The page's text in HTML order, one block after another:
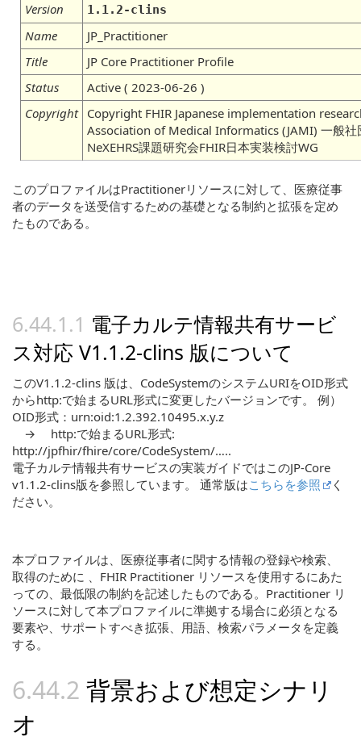
Version 1.1.2-clins
Name
JP_Practitioner
Title
JP Core Practitioner Profile
Status
Active ( 2023-06-26 )
Copyright Copyright FHIR Japanese implementation
Association of Medical Informatics (JAMI) 一般社
NeXEHRS課題研究会FHIR日本実装検討WG
このプロファイルはPractitionerリソースに対して、医療従事
者のデータを送受信するための基礎となる制約と拡張を定め
たものである。
電子カルテ情報共有サービ
ス対応 V1.1.2-clins 版について
このV1.1.2-clins 版は、CodeSystemのシステムURIをOID形式
からhttp:で始まるURL形式に変更したバージョンです。 例）
OID形式：urn:oid:1.2.392.10495.x.y.z
→ http:で始まるURL形式:
http://jpfhir/fhire/core/CodeSystem/…..
電子カルテ情報共有サービスの実装ガイドではこのJP-Core
v1.1.2-clins版を参照しています。 通常版はこちらを参照
く
ださい。
本プロファイルは、医療従事者に関する情報の登録や検索、
取得のために 、FHIR Practitioner リソースを使用するにあた
っての、最低限の制約を記述したものである。Practitioner リ
ソースに対して本プロファイルに準拠する場合に必須となる
要素や、サポートすべき拡張、用語、検索パラメータを定義
する。
背景および想定シナリ
オ